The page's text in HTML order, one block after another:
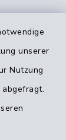
unserer
Nutzung